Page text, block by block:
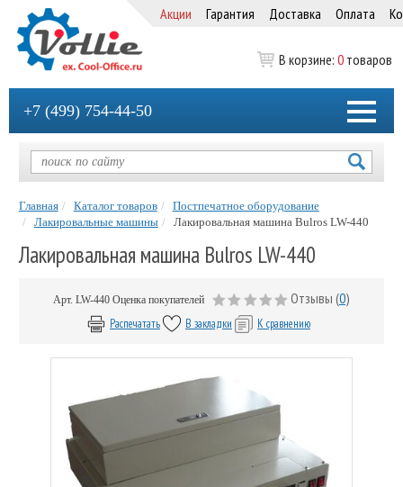
Акции Гарантия Доставка Оплата
В корзине: 0 товаров
+7 (499) 754-44-50
Главная Каталог товаров
Постпечатное оборудование
Лакировальные машины
Лакировальная машина Bulros LW-440
Лакировальная машина Bulros LW-440
Арт. LW-440 Оценка покупателей Отзывы (0)
Распечатать В закладки К сравнению